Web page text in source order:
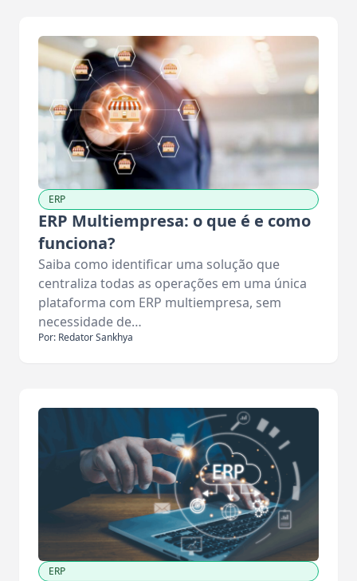
ERP
ERP Multiempresa: o que é e como
funciona?
Saiba como identificar uma solução que
centraliza todas as operações em uma única
plataforma com ERP multiempresa, sem
necessidade de…
Por: Redator Sankhya
ERP